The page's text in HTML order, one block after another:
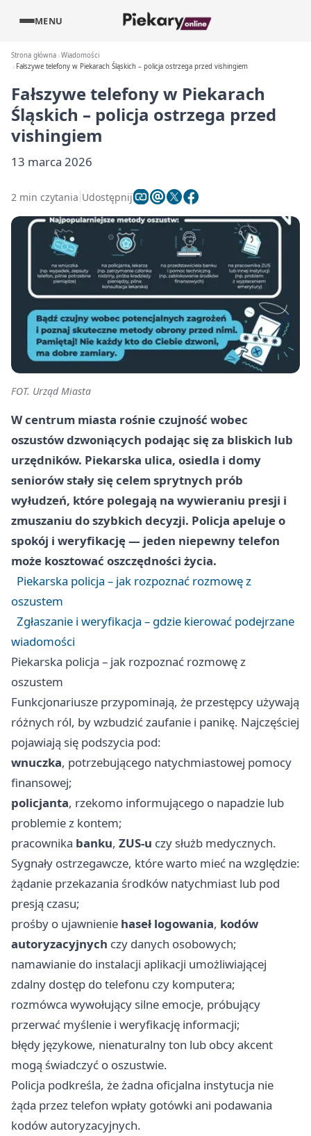
MENU
Strona główna Wiadomości
Fałszywe telefony w Piekarach Śląskich – policja ostrzega przed vishingiem
Fałszywe telefony w Piekarach
Śląskich – policja ostrzega przed
vishingiem
13 marca 2026
2 min czytania Udostępnij
FOT. Urząd Miasta
W centrum miasta rośnie czujność wobec
oszustów dzwoniących podając się za bliskich lub
urzędników. Piekarska ulica, osiedla i domy
seniorów stały się celem sprytnych prób
wyłudzeń, które polegają na wywieraniu presji i
zmuszaniu do szybkich decyzji. Policja apeluje o
spokój i weryfikację — jeden niepewny telefon
może kosztować oszczędności życia.
Piekarska policja – jak rozpoznać rozmowę z
oszustem
Zgłaszanie i weryfikacja – gdzie kierować podejrzane
wiadomości
Piekarska policja – jak rozpoznać rozmowę z
oszustem
Funkcjonariusze przypominają, że przestępcy używają
różnych ról, by wzbudzić zaufanie i panikę. Najczęściej
pojawiają się podszycia pod:
wnuczka, potrzebującego natychmiastowej pomocy
finansowej;
policjanta, rzekomo informującego o napadzie lub
problemie z kontem;
pracownika banku, ZUS-u czy służb medycznych.
Sygnały ostrzegawcze, które warto mieć na względzie:
żądanie przekazania środków natychmiast lub pod
presją czasu;
prośby o ujawnienie haseł logowania, kodów
autoryzacyjnych czy danych osobowych;
namawianie do instalacji aplikacji umożliwiającej
zdalny dostęp do telefonu czy komputera;
rozmówca wywołujący silne emocje, próbujący
przerwać myślenie i weryfikację informacji;
błędy językowe, nienaturalny ton lub obcy akcent
mogą świadczyć o oszustwie.
Policja podkreśla, że żadna oficjalna instytucja nie
żąda przez telefon wpłaty gotówki ani podawania
kodów autoryzacyjnych.